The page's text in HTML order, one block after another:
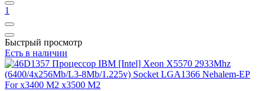
1
Быстрый просмотр
Есть в наличии